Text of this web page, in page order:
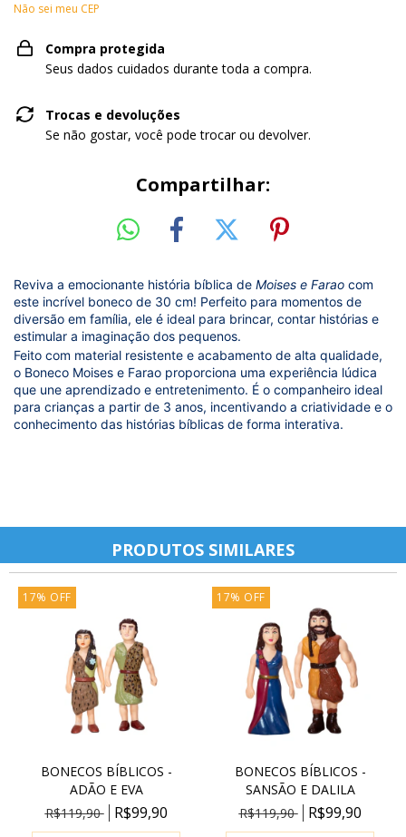
Não sei meu CEP
Compra protegida
Seus dados cuidados durante toda a compra.
Trocas e devoluções
Se não gostar, você pode trocar ou devolver.
Compartilhar:
Reviva a emocionante história bíblica de Moises e Farao com
este incrível boneco de 30 cm! Perfeito para momentos de
diversão em família, ele é ideal para brincar, contar histórias e
estimular a imaginação dos pequenos.
Feito com material resistente e acabamento de alta qualidade,
o Boneco Moises e Farao proporciona uma experiência lúdica
que une aprendizado e entretenimento. É o companheiro ideal
para crianças a partir de 3 anos, incentivando a criatividade e o
conhecimento das histórias bíblicas de forma interativa.
PRODUTOS SIMILARES
17% OFF
BONECOS BÍBLICOS -
ADÃO E EVA
R$119,90
R$99,90
17% OFF
BONECOS BÍBLICOS -
SANSÃO E DALILA
R$119,90
R$99,90